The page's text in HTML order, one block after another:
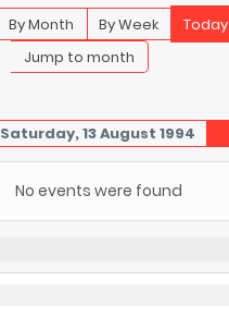
By Month By Week
Today
Jump to month
Saturday, 13 August 1994
No events were found